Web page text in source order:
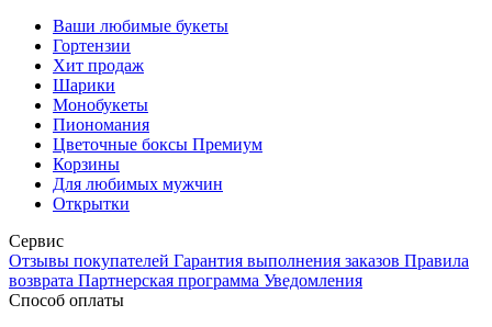
Ваши любимые букеты
Гортензии
Хит продаж
Шарики
Монобукеты
Пиономания
Цветочные боксы Премиум
Корзины
Для любимых мужчин
Открытки
Сервис
Отзывы покупателей Гарантия выполнения заказов Правила
возврата Партнерская программа Уведомления
Способ оплаты